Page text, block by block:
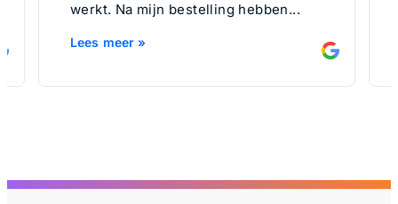
werkt. Na mijn bestelling hebben...
Lees meer »